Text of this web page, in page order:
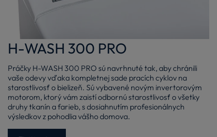
H-WASH 300 PRO
Práčky H-WASH 300 PRO sú navrhnuté tak, aby chránili
vaše odevy vďaka kompletnej sade pracích cyklov na
starostlivosť o bielizeň. Sú vybavené novým invertorovým
motorom, ktorý vám zaistí odbornú starostlivosť o všetky
druhy tkanín a farieb, s dosiahnutím profesionálnych
výsledkov z pohodlia vášho domova.